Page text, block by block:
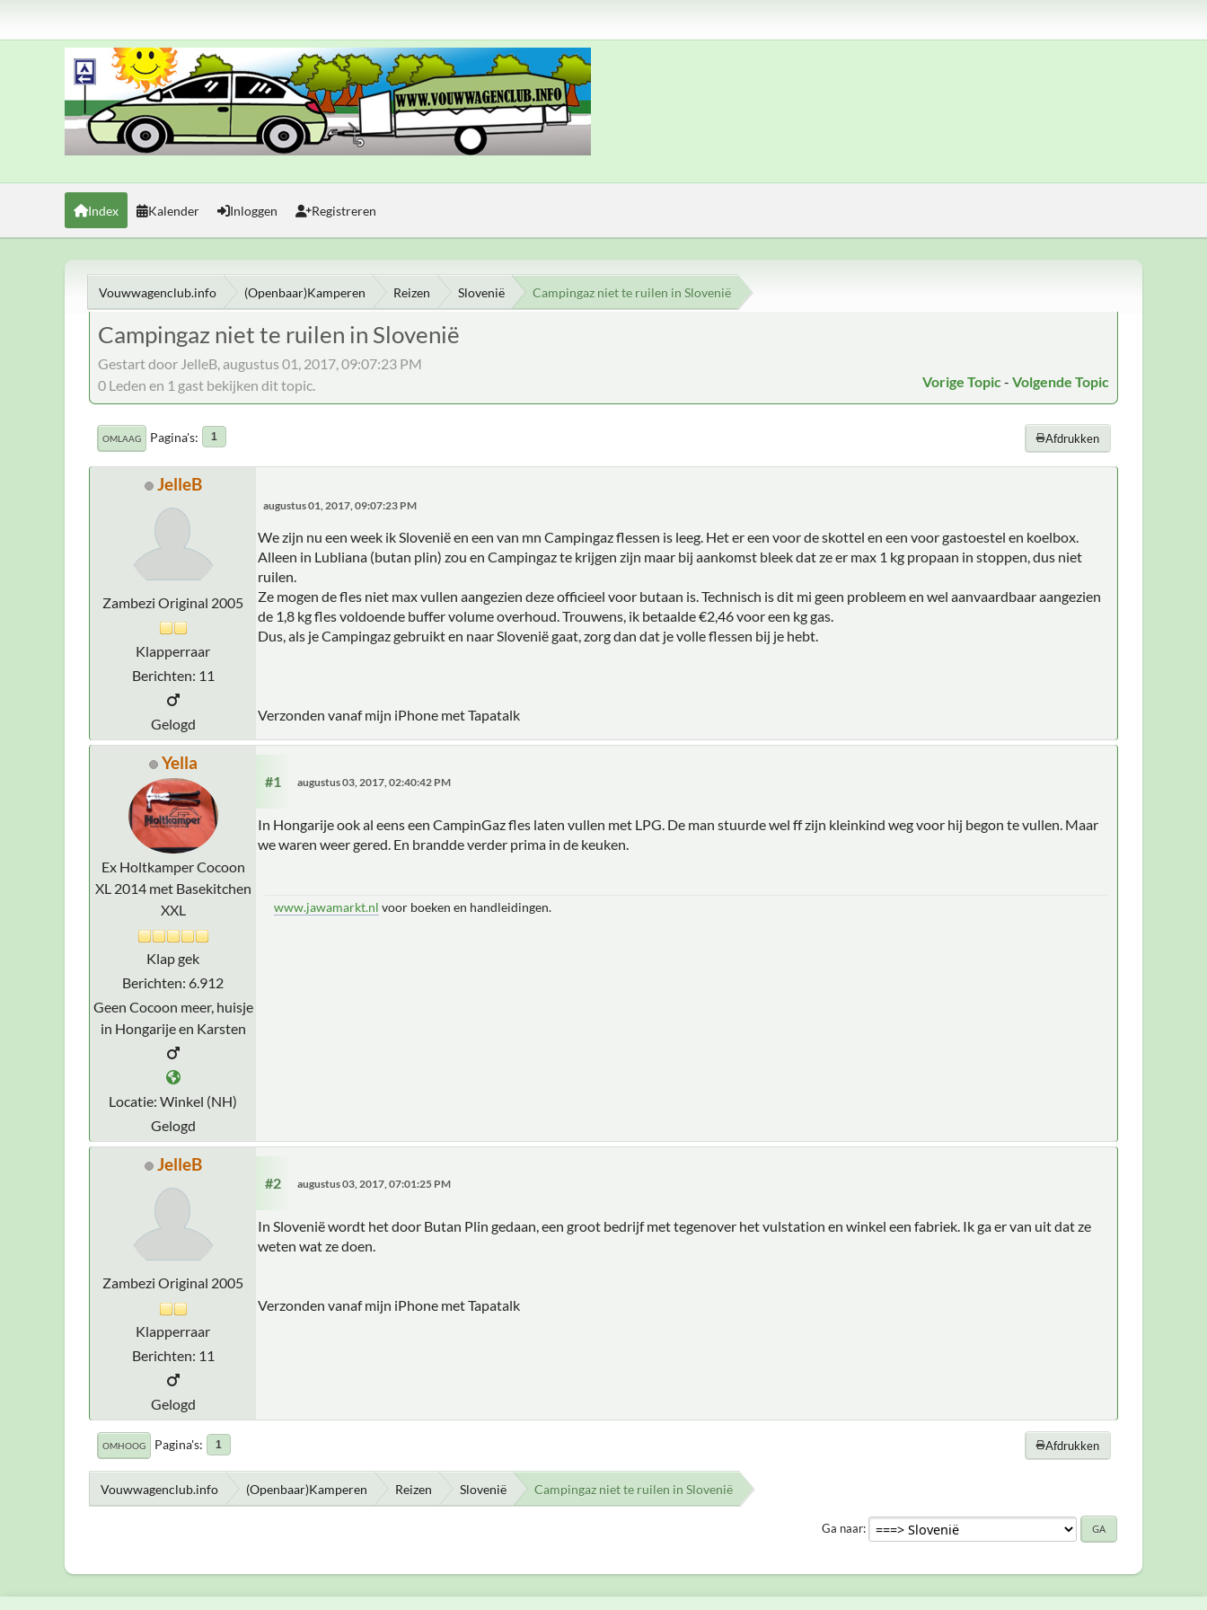
Index Kalender Inloggen Registreren
Vouwwagenclub.info (Openbaar)Kamperen Reizen Slovenië Campingaz niet te ruilen in Slovenië
Campingaz niet te ruilen in Slovenië
Gestart door JelleB, augustus 01, 2017, 09:07:23 PM
Vorige Topic - Volgende Topic
0 Leden en 1 gast bekijken dit topic.
Afdrukken
OMLAAG Pagina's 1
JelleB
Zambezi Original 2005
Klapperraar
Berichten: 11
Gelogd
augustus 01, 2017, 09:07:23 PM
We zijn nu een week ik Slovenië en een van mn Campingaz flessen is leeg. Het er een voor de skottel en een voor gastoestel en koelbox.
Alleen in Lubliana (butan plin) zou en Campingaz te krijgen zijn maar bij aankomst bleek dat ze er max 1 kg propaan in stoppen, dus niet
ruilen.
Ze mogen de fles niet max vullen aangezien deze officieel voor butaan is. Technisch is dit mi geen probleem en wel aanvaardbaar aangezien
de 1,8 kg fles voldoende buffer volume overhoud. Trouwens, ik betaalde €2,46 voor een kg gas.
Dus, als je Campingaz gebruikt en naar Slovenië gaat, zorg dan dat je volle flessen bij je hebt.
Verzonden vanaf mijn iPhone met Tapatalk
Yella
Ex Holtkamper Cocoon
XL 2014 met Basekitchen
XXL
Klap gek
Berichten: 6.912
Geen Cocoon meer, huisje
in Hongarije en Karsten
Locatie: Winkel (NH)
Gelogd
#1 augustus 03, 2017, 02:40:42 PM
In Hongarije ook al eens een CampinGaz fles laten vullen met LPG. De man stuurde wel ff zijn kleinkind weg voor hij begon te vullen. Maar
we waren weer gered. En brandde verder prima in de keuken.
www.jawamarkt.nl voor boeken en handleidingen.
JelleB
Zambezi Original 2005
Klapperraar
Berichten: 11
Gelogd
#2 augustus 03, 2017, 07:01:25 PM
In Slovenië wordt het door Butan Plin gedaan, een groot bedrijf met tegenover het vulstation en winkel een fabriek. Ik ga er van uit dat ze
weten wat ze doen.
Verzonden vanaf mijn iPhone met Tapatalk
Afdrukken
OMHOOG Pagina's 1
Vouwwagenclub.info (Openbaar)Kamperen Reizen Slovenië Campingaz niet te ruilen in Slovenië
Ga naar